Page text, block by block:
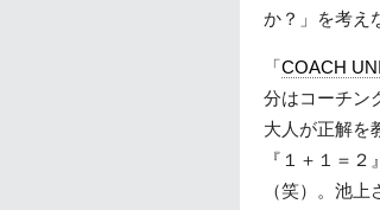
か？」を考え
「COACH
分はコーチン
大人が正解を
『１＋１＝
（笑）。池